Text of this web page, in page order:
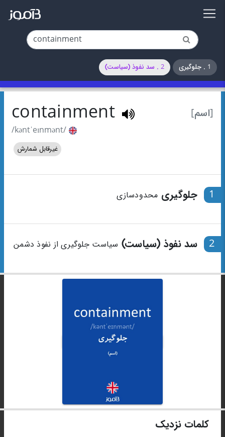
1 . جلوگیری 2 . سد نفوذ (سیاست)
[اسم] containment
/kəntˈeɪnmənt/
غیرقابل شمارش
1 جلوگیری محدودسازی
2 سد نفوذ (سیاست) سیاست جلوگیری از نفوذ دشمن
کلمات نزدیک